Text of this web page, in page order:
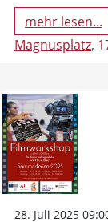
mehr lesen...
Magnusplatz,
28. Juli 2025